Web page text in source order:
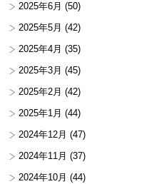
2025年6月 (50)
2025年5月 (42)
2025年4月 (35)
2025年3月 (45)
2025年2月 (42)
2025年1月 (44)
2024年12月 (47)
2024年11月 (37)
2024年10月 (44)